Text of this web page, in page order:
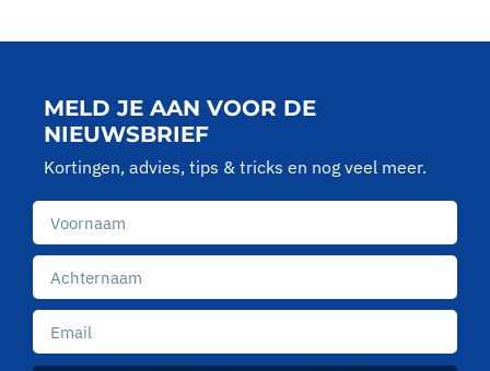
MELD JE AAN VOOR DE
NIEUWSBRIEF
Kortingen, advies, tips & tricks en nog veel meer.